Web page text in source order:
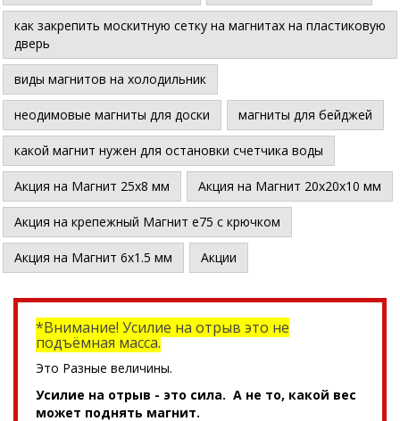
как закрепить москитную сетку на магнитах на пластиковую
дверь
виды магнитов на холодильник
неодимовые магниты для доски магниты для бейджей
какой магнит нужен для остановки счетчика воды
Акция на Магнит 25х8 мм Акция на Магнит 20х20х10 мм
Акция на крепежный Магнит е75 с крючком
Акция на Магнит 6х1.5 мм Акции
*Внимание! Усилие на отрыв это не
подъёмная масса.
Это Разные величины.
Усилие на отрыв - это сила. А не то, какой вес
может поднять магнит.